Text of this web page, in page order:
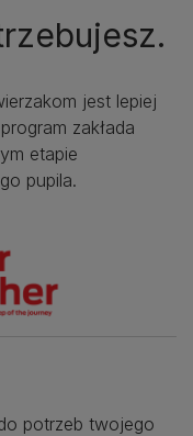
jest lepiej
zakłada
etapie
pupila.
potrzeb twojego